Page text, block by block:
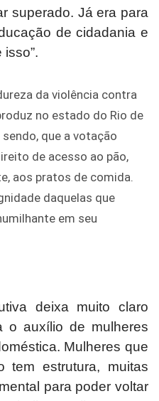
superado. Já era para
de cidadania e
da violência contra
no estado do Rio de
que a votação
de acesso ao pão,
aos pratos de comida.
daquelas que
em seu
deixa muito claro
o auxílio de mulheres
Mulheres que
tem estrutura, muitas
para poder voltar